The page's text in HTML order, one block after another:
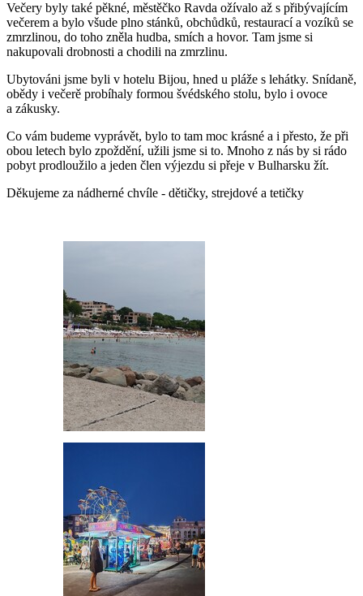
Večery byly také pěkné, městěčko Ravda ožívalo až s přibývajícím
večerem a bylo všude plno stánků, obchůdků, restaurací a vozíků se
zmrzlinou, do toho zněla hudba, smích a hovor. Tam jsme si
nakupovali drobnosti a chodili na zmrzlinu.
Ubytováni jsme byli v hotelu Bijou, hned u pláže s lehátky. Snídaně,
obědy i večerě probíhaly formou švédského stolu, bylo i ovoce
a zákusky.
Co vám budeme vyprávět, bylo to tam moc krásné a i přesto, že při
obou letech bylo zpoždění, užili jsme si to. Mnoho z nás by si rádo
pobyt prodloužilo a jeden člen výjezdu si přeje v Bulharsku žít.
Děkujeme za nádherné chvíle - dětičky, strejdové a tetičky